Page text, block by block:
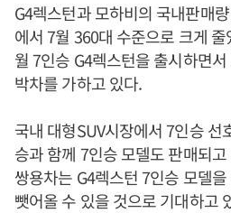
G4렉스턴과 모하비의 국내판매
에서 7월 360대 수준으로 크게
월 7인승 G4렉스턴을 출시하면
박차를 가하고 있다.
국내 대형SUV시장에서 7인승 선
승과 함께 7인승 모델도 판매되
쌍용차는 G4렉스턴 7인승 모델
뺏어올 수 있을 것으로 기대하고